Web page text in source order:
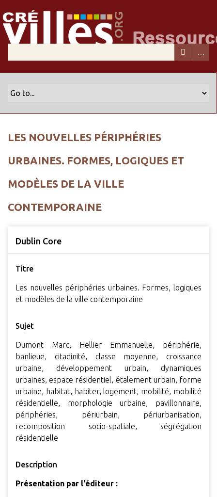
LES NOUVELLES PÉRIPHÉRIES
URBAINES. FORMES, LOGIQUES ET
MODÈLES DE LA VILLE
CONTEMPORAINE
Dublin Core
Titre
Les nouvelles périphéries urbaines. Formes, logiques
et modèles de la ville contemporaine
Sujet
Dumont Marc, Hellier Emmanuelle, périphérie,
banlieue, citadinité, classe moyenne, croissance
urbaine, développement urbain, dynamiques
urbaines, espace résidentiel, étalement urbain, forme
urbaine, habitat, habiter, logement, mobilité, mobilité
résidentielle, morphologie urbaine, pavillonnaire,
périphéries, périurbain, périurbanisation,
recomposition socio-spatiale, ségrégation
résidentielle
Description
Présentation par l'éditeur :